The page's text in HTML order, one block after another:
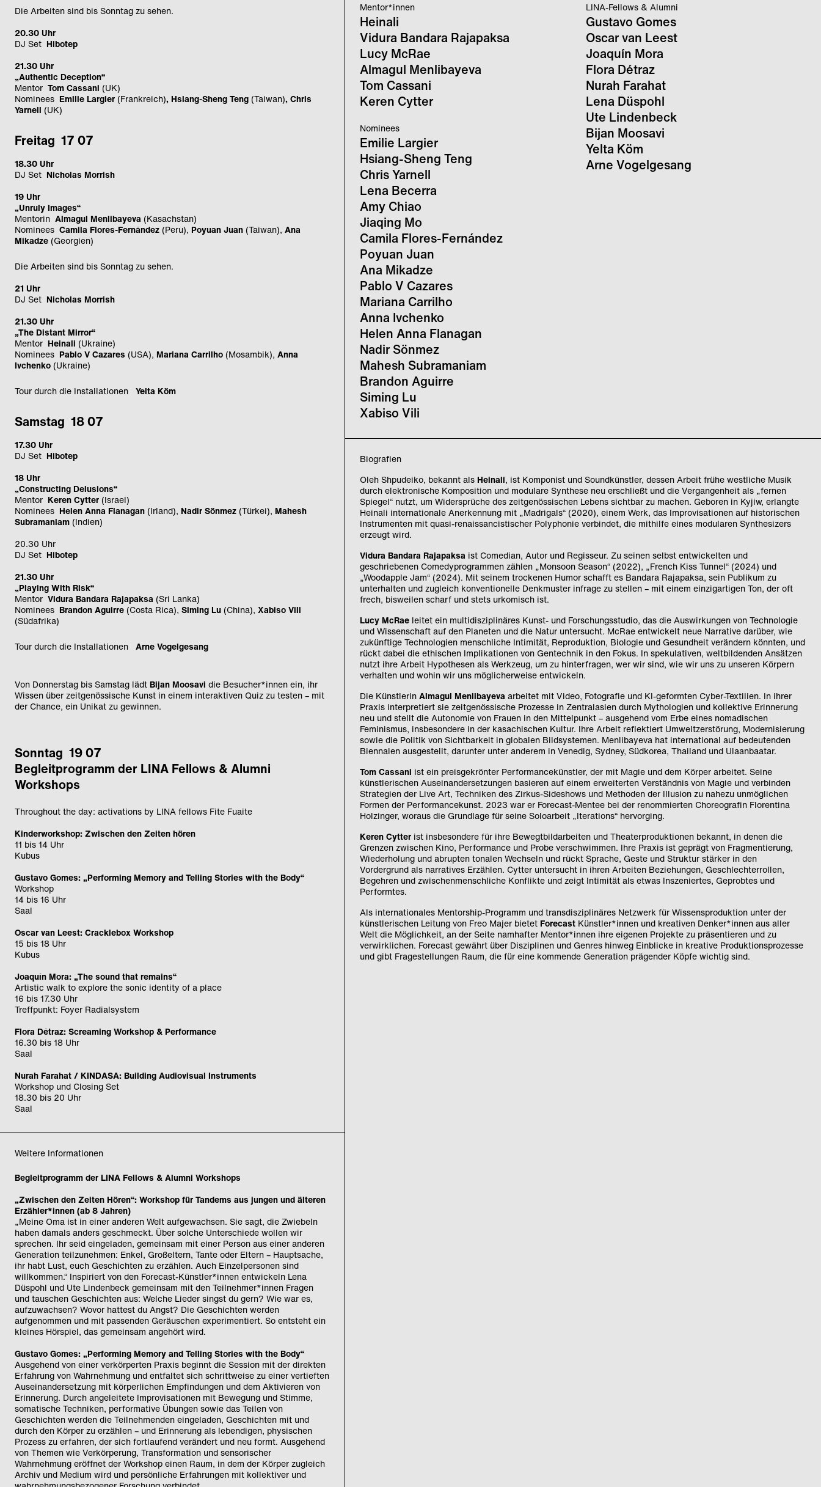
Die Arbeiten sind bis Sonntag zu sehen.
20.30 Uhr
DJ Set Hibotep
21.30 Uhr
„Authentic Deception“
Mentor Tom Cassani (UK)
Nominees Emilie Largier (Frankreich), Hsiang-Sheng Teng (Taiwan), Chris
Yarnell (UK)
Freitag 17 07
18.30 Uhr
DJ Set Nicholas Morrish
19 Uhr
„Unruly Images“
Mentorin Almagul Menlibayeva (Kasachstan)
Nominees Camila Flores-Fernández (Peru), Poyuan Juan (Taiwan), Ana
Mikadze (Georgien)
Die Arbeiten sind bis Sonntag zu sehen.
21 Uhr
DJ Set Nicholas Morrish
21.30 Uhr
„The Distant Mirror“
Mentor Heinali (Ukraine)
Nominees Pablo V Cazares (USA), Mariana Carrilho (Mosambik), Anna
Ivchenko (Ukraine)
Tour durch die Installationen Yelta Köm
Samstag 18 07
17.30 Uhr
DJ Set Hibotep
18 Uhr
„Constructing Delusions“
Mentor Keren Cytter (Israel)
Nominees Helen Anna Flanagan (Irland), Nadir Sönmez (Türkei), Mahesh
Subramaniam (Indien)
20.30 Uhr
DJ Set Hibotep
21.30 Uhr
„Playing With Risk“
Mentor Vidura Bandara Rajapaksa (Sri Lanka)
Nominees Brandon Aguirre (Costa Rica), Siming Lu (China), Xabiso Vili
(Südafrika)
Tour durch die Installationen Arne Vogelgesang
Von Donnerstag bis Samstag lädt Bijan Moosavi die Besucher*innen ein, ihr
Wissen über zeitgenössische Kunst in einem interaktiven Quiz zu testen – mit
der Chance, ein Unikat zu gewinnen.
Sonntag 19 07
Begleitprogramm der LINA Fellows & Alumni
Workshops
Throughout the day: activations by LINA fellows Fite Fuaite
Kinderworkshop: Zwischen den Zeiten hören
11 bis 14 Uhr
Kubus
Gustavo Gomes: „Performing Memory and Telling Stories with the Body“
Workshop
14 bis 16 Uhr
Saal
Oscar van Leest: Cracklebox Workshop
15 bis 18 Uhr
Kubus
Joaquín Mora: „The sound that remains“
Artistic walk to explore the sonic identity of a place
16 bis 17.30 Uhr
Treffpunkt: Foyer Radialsystem
Flora Détraz: Screaming Workshop & Performance
16.30 bis 18 Uhr
Saal
Nurah Farahat / KINDASA: Building Audiovisual Instruments
Workshop und Closing Set
18.30 bis 20 Uhr
Saal
Weitere Informationen
Begleitprogramm der LINA Fellows & Alumni Workshops
„Zwischen den Zeiten Hören“: Workshop für Tandems aus jungen und älteren
Erzähler*innen (ab 8 Jahren)
„Meine Oma ist in einer anderen Welt aufgewachsen. Sie sagt, die Zwiebeln
haben damals anders geschmeckt. Über solche Unterschiede wollen wir
sprechen. Ihr seid eingeladen, gemeinsam mit einer Person aus einer anderen
Generation teilzunehmen: Enkel, Großeltern, Tante oder Eltern – Hauptsache,
ihr habt Lust, euch Geschichten zu erzählen. Auch Einzelpersonen sind
willkommen.“ Inspiriert von den Forecast-Künstler*innen entwickeln Lena
Düspohl und Ute Lindenbeck gemeinsam mit den Teilnehmer*innen Fragen
und tauschen Geschichten aus: Welche Lieder singst du gern? Wie war es,
aufzuwachsen? Wovor hattest du Angst? Die Geschichten werden
aufgenommen und mit passenden Geräuschen experimentiert. So entsteht ein
kleines Hörspiel, das gemeinsam angehört wird.
Gustavo Gomes: „Performing Memory and Telling Stories with the Body“
Ausgehend von einer verkörperten Praxis beginnt die Session mit der direkten
Erfahrung von Wahrnehmung und entfaltet sich schrittweise zu einer vertieften
Auseinandersetzung mit körperlichen Empfindungen und dem Aktivieren von
Erinnerung. Durch angeleitete Improvisationen mit Bewegung und Stimme,
somatische Techniken, performative Übungen sowie das Teilen von
Geschichten werden die Teilnehmenden eingeladen, Geschichten mit und
durch den Körper zu erzählen – und Erinnerung als lebendigen, physischen
Prozess zu erfahren, der sich fortlaufend verändert und neu formt. Ausgehend
von Themen wie Verkörperung, Transformation und sensorischer
Wahrnehmung eröffnet der Workshop einen Raum, in dem der Körper zugleich
Archiv und Medium wird und persönliche Erfahrungen mit kollektiver und
Mentor*innen
Heinali
Vidura Bandara Rajapaksa
Lucy McRae
Almagul Menlibayeva
Tom Cassani
Keren Cytter
Nominees
Emilie Largier
Hsiang-Sheng Teng
Chris Yarnell
Lena Becerra
Amy Chiao
Jiaqing Mo
Camila Flores-Fernández
Poyuan Juan
Ana Mikadze
Pablo V Cazares
Mariana Carrilho
Anna Ivchenko
Helen Anna Flanagan
Nadir Sönmez
Mahesh Subramaniam
Brandon Aguirre
Siming Lu
Xabiso Vili
LINA-Fellows & Alumni
Gustavo Gomes
Oscar van Leest
Joaquín Mora
Flora Détraz
Nurah Farahat
Lena Düspohl
Ute Lindenbeck
Bijan Moosavi
Yelta Köm
Arne Vogelgesang
Biografien
Oleh Shpudeiko, bekannt als Heinali, ist Komponist und Soundkünstler, dessen Arbeit frühe westliche Musik
durch elektronische Komposition und modulare Synthese neu erschließt und die Vergangenheit als „fernen
Spiegel“ nutzt, um Widersprüche des zeitgenössischen Lebens sichtbar zu machen. Geboren in Kyjiw, erlangte
Heinali internationale Anerkennung mit „Madrigals“ (2020), einem Werk, das Improvisationen auf historischen
Instrumenten mit quasi-renaissancistischer Polyphonie verbindet, die mithilfe eines modularen Synthesizers
erzeugt wird.
Vidura Bandara Rajapaksa ist Comedian, Autor und Regisseur. Zu seinen selbst entwickelten und
geschriebenen Comedyprogrammen zählen „Monsoon Season“ (2022), „French Kiss Tunnel“ (2024) und
„Woodapple Jam“ (2024). Mit seinem trockenen Humor schafft es Bandara Rajapaksa, sein Publikum zu
unterhalten und zugleich konventionelle Denkmuster infrage zu stellen – mit einem einzigartigen Ton, der oft
frech, bisweilen scharf und stets urkomisch ist.
Lucy McRae leitet ein multidisziplinäres Kunst- und Forschungsstudio, das die Auswirkungen von Technologie
und Wissenschaft auf den Planeten und die Natur untersucht. McRae entwickelt neue Narrative darüber, wie
zukünftige Technologien menschliche Intimität, Reproduktion, Biologie und Gesundheit verändern könnten, und
rückt dabei die ethischen Implikationen von Gentechnik in den Fokus. In spekulativen, weltbildenden Ansätzen
nutzt ihre Arbeit Hypothesen als Werkzeug, um zu hinterfragen, wer wir sind, wie wir uns zu unseren Körpern
verhalten und wohin wir uns möglicherweise entwickeln.
Die KünstlerinAlmagul Menlibayeva arbeitet mit Video, Fotografie und KI-geformten Cyber-Textilien. In ihrer
Praxis interpretiert sie zeitgenössische Prozesse in Zentralasien durch Mythologien und kollektive Erinnerung
neu und stellt die Autonomie von Frauen in den Mittelpunkt – ausgehend vom Erbe eines nomadischen
Feminismus, insbesondere in der kasachischen Kultur. Ihre Arbeit reflektiert Umweltzerstörung, Modernisierung
sowie die Politik von Sichtbarkeit in globalen Bildsystemen. Menlibayeva hat international auf bedeutenden
Biennalen ausgestellt, darunter unter anderem in Venedig, Sydney, Südkorea, Thailand und Ulaanbaatar.
Tom Cassani ist ein preisgekrönter Performancekünstler, der mit Magie und dem Körper arbeitet. Seine
künstlerischen Auseinandersetzungen basieren auf einem erweiterten Verständnis von Magie und verbinden
Strategien der Live Art, Techniken des Zirkus-Sideshows und Methoden der Illusion zu nahezu unmöglichen
Formen der Performancekunst. 2023 war er Forecast-Mentee bei der renommierten Choreografin Florentina
Holzinger, woraus die Grundlage für seine Soloarbeit „Iterations“ hervorging.
Keren Cytter ist insbesondere für ihre Bewegtbildarbeiten und Theaterproduktionen bekannt, in denen die
Grenzen zwischen Kino, Performance und Probe verschwimmen. Ihre Praxis ist geprägt von Fragmentierung,
Wiederholung und abrupten tonalen Wechseln und rückt Sprache, Geste und Struktur stärker in den
Vordergrund als narratives Erzählen. Cytter untersucht in ihren Arbeiten Beziehungen, Geschlechterrollen,
Begehren und zwischenmenschliche Konflikte und zeigt Intimität als etwas Inszeniertes, Geprobtes und
Performtes.
Als internationales Mentorship-Programm und transdisziplinäres Netzwerk für Wissensproduktion unter der
künstlerischen Leitung von Freo Majer bietet Forecast Künstler*innen und kreativen Denker*innen aus aller
Welt die Möglichkeit, an der Seite namhafter Mentor*innen ihre eigenen Projekte zu präsentieren und zu
verwirklichen. Forecast gewährt über Disziplinen und Genres hinweg Einblicke in kreative Produktionsprozesse
und gibt Fragestellungen Raum, die für eine kommende Generation prägender Köpfe wichtig sind.